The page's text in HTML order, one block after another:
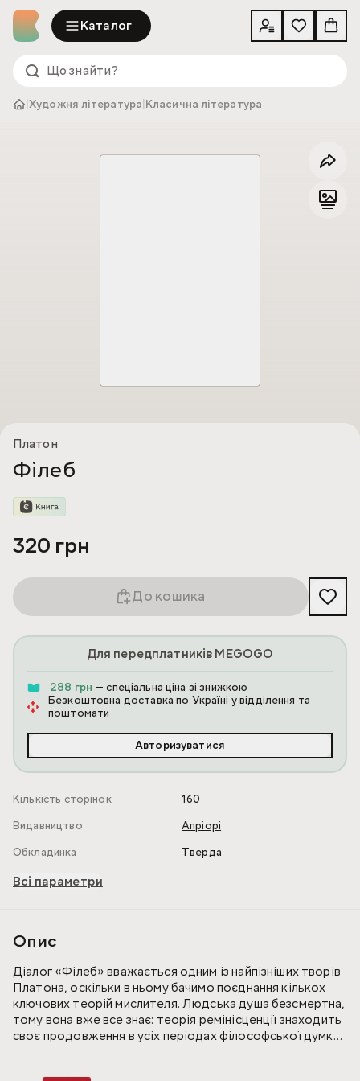
Каталог
|Художня література Класична література
Платон
Філеб
320 грн
До кошика
Для передплатників MEGOGO
288 грн — спеціальна ціна зі знижкою
Безкоштовна доставка по Україні у відділення та
поштомати
Авторизуватися
Кількість сторінок
160
Видавництво
Апріорі
Обкладинка
Тверда
Всі параметри
Опис
Діалог «Філеб» вважається одним із найпізніших творів
Платона, оскільки в ньому бачимо поєднання кількох
ключових теорій мислителя. Людська душа безсмертна,
тому вона вже все знає: теорія ремінісценції знаходить
своє продовження в усіх періодах філософської думки.